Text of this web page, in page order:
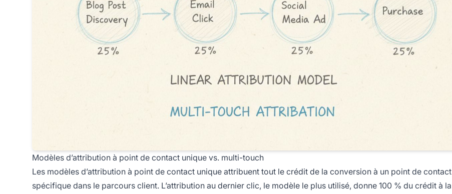
Modèles d’attribution à point de contact unique vs. multi-touch
Les modèles d’attribution à point de contact unique attribuent tout le crédit de la conversion à un point de contact
spécifique dans le parcours client. L’attribution au dernier clic, le modèle le plus utilisé, donne 100 % du crédit à la